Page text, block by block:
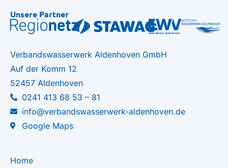
Unsere Partner
Verbandswasserwerk Aldenhoven GmbH
Auf der Komm 12
52457 Aldenhoven
0241 413 68 53 – 81
info@verbandswasserwerk-aldenhoven.de
Google Maps
Home